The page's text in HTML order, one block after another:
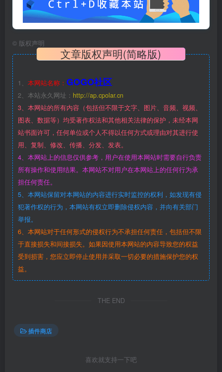
© 版权声明
文章版权声明(简略版)
1、 本网站名称： GOGO社区
2、本站永久网址： http://ap.cpolar.cn
3、本网站的所有内容（包括但不限于文字、图片、音频、视频、
图表、数据等）均受著作权法和其他相关法律的保护，未经本网
站书面许可，任何单位或个人不得以任何方式或理由对其进行使
用、复制、修改、传播、分发、发表。
4、本网站上的信息仅供参考，用户在使用本网站时需要自行负责
所有操作和使用结果。本网站不对用户在本网站上的任何行为承
担任何责任。
5、本网站保留对本网站的内容进行实时监控的权利，如发现有侵
犯著作权的行为，本网站有权立即删除侵权内容，并向有关部门
举报。
6、本网站对于任何形式的侵权行为不承担任何责任，包括但不限
于直接损失和间接损失。如果因使用本网站的内容导致您的权益
受到损害，您应立即停止使用并采取一切必要的措施保护您的权
益。
THE END
插件商店
喜欢就支持一下吧